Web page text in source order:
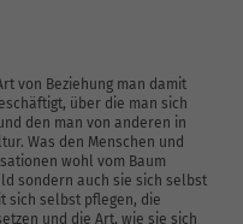
von Beziehung man damit
über die man sich
den man von anderen in
Was den Menschen und
wohl vom Baum
sondern auch sie sich selbst
sich selbst pflegen, die
und die Art, wie sie sich